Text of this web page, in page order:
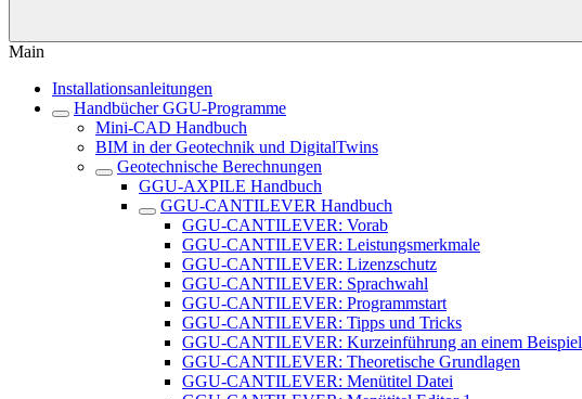
Main
Installationsanleitungen
Handbücher GGU-Programme
Mini-CAD Handbuch
BIM in der Geotechnik und DigitalTwins
Geotechnische Berechnungen
GGU-AXPILE Handbuch
GGU-CANTILEVER Handbuch
GGU-CANTILEVER: Vorab
GGU-CANTILEVER: Leistungsmerkmale
GGU-CANTILEVER: Lizenzschutz
GGU-CANTILEVER: Sprachwahl
GGU-CANTILEVER: Programmstart
GGU-CANTILEVER: Tipps und Tricks
GGU-CANTILEVER: Kurzeinführung an einem Beispiel
GGU-CANTILEVER: Theoretische Grundlagen
GGU-CANTILEVER: Menütitel Datei